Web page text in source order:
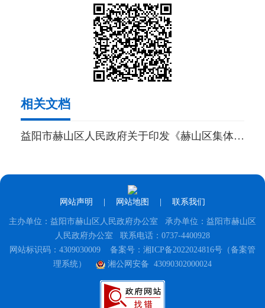
相关文档
益阳市赫山区人民政府关于印发《赫山区集体土地征收与房屋拆迁补偿安置实施细则》的通知
网站声明 网站地图 联系我们
主办单位：益阳市赫山区人民政府办公室 承办单位：益阳市赫山区
人民政府办公室 联系电话：0737-4400928
网站标识码：4309030009 备案号：湘ICP备2022024816号（备案管
理系统）
湘公网安备 43090302000024